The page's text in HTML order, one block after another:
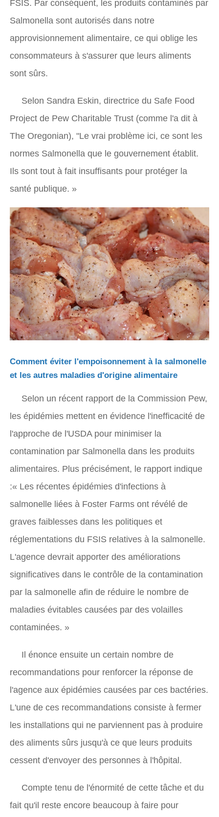
FSIS. Par conséquent, les produits contaminés par
Salmonella sont autorisés dans notre
approvisionnement alimentaire, ce qui oblige les
consommateurs à s'assurer que leurs aliments
sont sûrs.
Selon Sandra Eskin, directrice du Safe Food
Project de Pew Charitable Trust (comme l'a dit à
The Oregonian), "Le vrai problème ici, ce sont les
normes Salmonella que le gouvernement établit.
Ils sont tout à fait insuffisants pour protéger la
santé publique. »
Comment éviter l'empoisonnement à la salmonelle
et les autres maladies d'origine alimentaire
Selon un récent rapport de la Commission Pew,
les épidémies mettent en évidence l'inefficacité de
l'approche de l'USDA pour minimiser la
contamination par Salmonella dans les produits
alimentaires. Plus précisément, le rapport indique
:« Les récentes épidémies d'infections à
salmonelle liées à Foster Farms ont révélé de
graves faiblesses dans les politiques et
réglementations du FSIS relatives à la salmonelle.
L'agence devrait apporter des améliorations
significatives dans le contrôle de la contamination
par la salmonelle afin de réduire le nombre de
maladies évitables causées par des volailles
contaminées. »
Il énonce ensuite un certain nombre de
recommandations pour renforcer la réponse de
l'agence aux épidémies causées par ces bactéries.
L'une de ces recommandations consiste à fermer
les installations qui ne parviennent pas à produire
des aliments sûrs jusqu'à ce que leurs produits
cessent d'envoyer des personnes à l'hôpital.
Compte tenu de l'énormité de cette tâche et du
fait qu'il reste encore beaucoup à faire pour